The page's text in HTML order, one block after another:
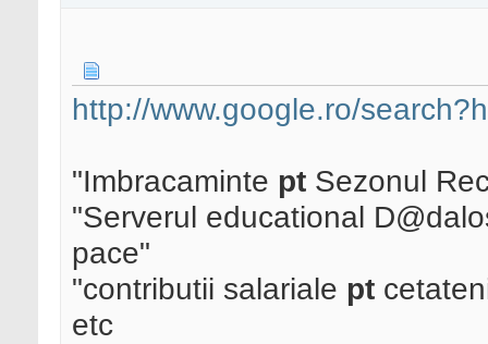
http://www.google.ro/
"Imbracaminte pt Sezonul
"Serverul educational
pace"
"contributii salariale pt
etc